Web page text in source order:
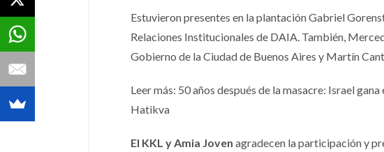
Estuvieron presentes en la plantación Gabriel
Relaciones Institucionales de DAIA. También,
Gobierno de la Ciudad de Buenos Aires y Martín
Leer más: 50 años después de la masacre: Israel
Hatikva
El KKL y Amia Joven agradecen la participación y